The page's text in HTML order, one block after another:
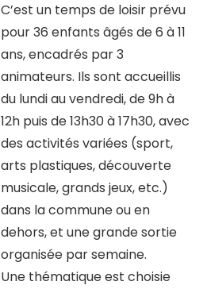
C’est un temps de loisir prévu
pour 36 enfants âgés de 6 à 11
ans, encadrés par 3
animateurs. Ils sont accueillis
du lundi au vendredi, de 9h à
12h puis de 13h30 à 17h30, avec
des activités variées (sport,
arts plastiques, découverte
musicale, grands jeux, etc.)
dans la commune ou en
dehors, et une grande sortie
organisée par semaine.
Une thématique est choisie